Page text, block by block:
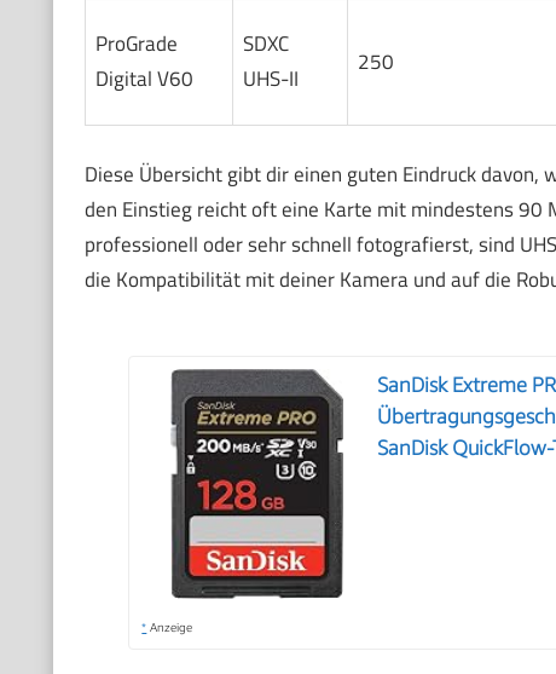
ProGrade
Digital V60
SDXC
UHS-II
250
Diese Übersicht gibt dir einen guten Eindruck
den Einstieg reicht oft eine Karte mit mindestens 90
professionell oder sehr schnell fotografierst, sind
die Kompatibilität mit deiner Kamera und auf die
SanDisk Extreme
SanDisk
* Anzeige